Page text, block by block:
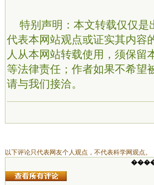
特别声明：本文转载仅仅
代表本网站观点或证实其内容
人从本网站转载使用，须保留
等法律责任；作者如果不希望
请与我们接洽。
以下评论只代表网友个人观点，不代表科学网观点。